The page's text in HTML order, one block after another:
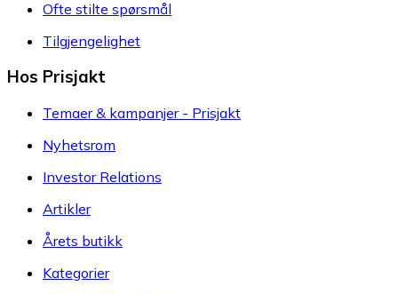
Ofte stilte spørsmål
Tilgjengelighet
Hos Prisjakt
Temaer & kampanjer - Prisjakt
Nyhetsrom
Investor Relations
Artikler
Årets butikk
Kategorier